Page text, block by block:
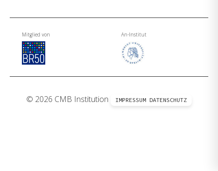
Mitglied von An-Institut
© 2026 CMB Institution IMPRESSUM DATENSCHUTZ